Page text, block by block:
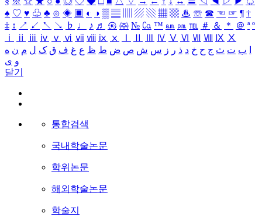
♠ ♡ ♥ ♧ ♣ ⊙ ◈ ▣ ◐ ◑ ▒ ▤ ▨ ▧ ▦ ▩ ♨ ☏ ☎ ☜ ☞ ¶ †
‡ ↕ ↗ ↙ ↖ ↘ ♭ ♩ ♪ ♬ ㉿ ㈜ № ㏇ ™ ㏂ ㏘ ℡ ＃ ＆ ＊ ＠ ª º
ⅰ
ⅱ ⅲ ⅳ ⅴ ⅵ ⅶ ⅷ ⅸ ⅹ Ⅳ Ⅴ Ⅵ Ⅶ Ⅷ Ⅸ Ⅹ
ب ت ث ج ح خ د ذ ر ز س ش ص ض ط ظ ع غ ف ق ک ل م ن ه
و ی
닫기
통합검색
국내학술논문
학위논문
해외학술논문
학술지